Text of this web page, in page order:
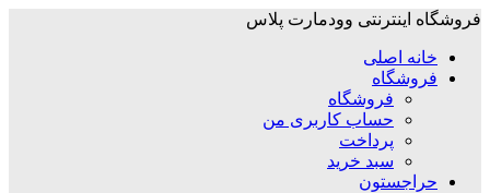
فروشگاه اینترنتی وودمارت پلاس
خانه اصلی
فروشگاه
فروشگاه
حساب کاربری من
پرداخت
سبد خرید
حراجستون